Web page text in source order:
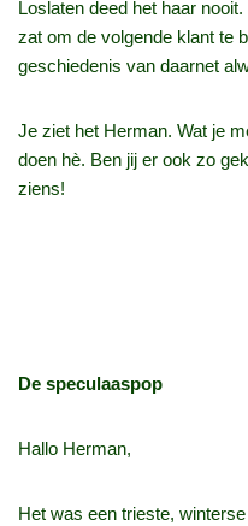
Loslaten deed het haar
zat om de volgende klant te
geschiedenis van daarnet
Je ziet het Herman. Wat je
doen hè. Ben jij er ook zo
ziens!
De speculaaspop
Hallo Herman,
Het was een trieste,